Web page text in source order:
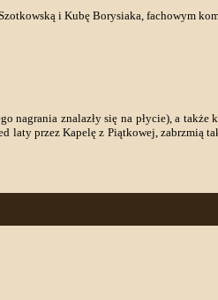
i Kubę Borysiaka, fachowym
nagrania znalazły się na płycie), a
laty przez Kapelę z Piątkowej, zabrzmią